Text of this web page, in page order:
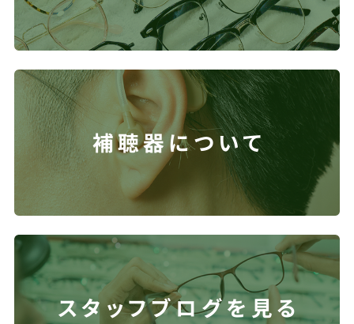
補聴器について
スタッフブログを見る